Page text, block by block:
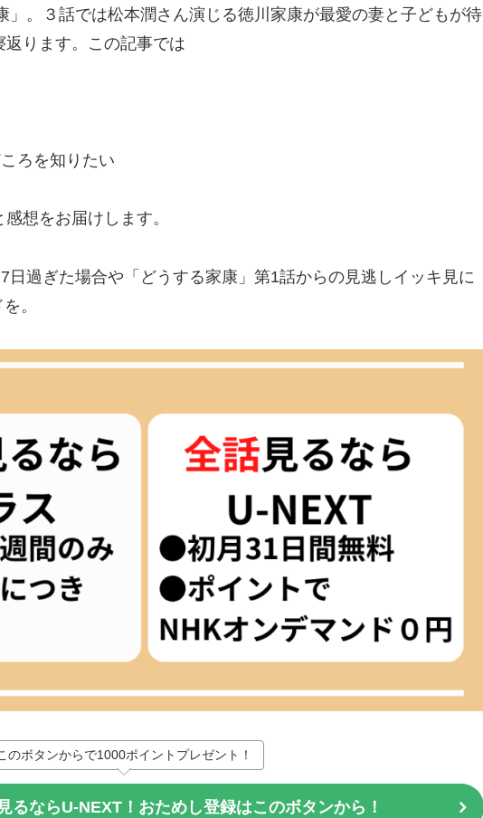
」。３話では松本潤さん演じる徳川家康が最愛の妻と子どもが待
ります。この記事では
ろを知りたい
想をお届けします。
日過ぎた場合や「どうする家康」第1話からの見逃しイッキ見に
。
のボタンからで1000ポイントプレゼント！
るならU-NEXT！おためし登録はこのボタンから！